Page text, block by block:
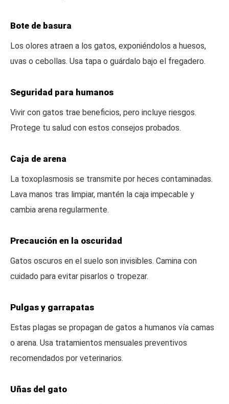
Bote de basura
Los olores atraen a los gatos, exponiéndolos a huesos,
uvas o cebollas. Usa tapa o guárdalo bajo el fregadero.
Seguridad para humanos
Vivir con gatos trae beneficios, pero incluye riesgos.
Protege tu salud con estos consejos probados.
Caja de arena
La toxoplasmosis se transmite por heces contaminadas.
Lava manos tras limpiar, mantén la caja impecable y
cambia arena regularmente.
Precaución en la oscuridad
Gatos oscuros en el suelo son invisibles. Camina con
cuidado para evitar pisarlos o tropezar.
Pulgas y garrapatas
Estas plagas se propagan de gatos a humanos vía camas
o arena. Usa tratamientos mensuales preventivos
recomendados por veterinarios.
Uñas del gato